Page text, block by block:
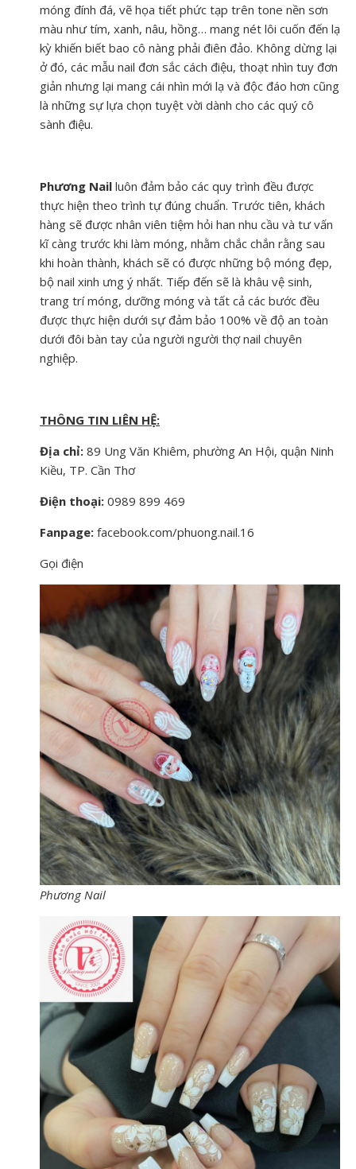
móng đính đá, vẽ họa tiết phức tạp trên tone nền sơn
màu như tím, xanh, nâu, hồng… mang nét lôi cuốn đến lạ
kỳ khiến biết bao cô nàng phải điên đảo. Không dừng lại
ở đó, các mẫu nail đơn sắc cách điệu, thoạt nhìn tuy đơn
giản nhưng lại mang cái nhìn mới lạ và độc đáo hơn cũng
là những sự lựa chọn tuyệt vời dành cho các quý cô
sành điệu.
Phương Nail luôn đảm bảo các quy trình đều được
thực hiện theo trình tự đúng chuẩn. Trước tiên, khách
hàng sẽ được nhân viên tiệm hỏi han nhu cầu và tư vấn
kĩ càng trước khi làm móng, nhằm chắc chắn rằng sau
khi hoàn thành, khách sẽ có được những bộ móng đẹp,
bộ nail xinh ưng ý nhất. Tiếp đến sẽ là khâu vệ sinh,
trang trí móng, dưỡng móng và tất cả các bước đều
được thực hiện dưới sự đảm bảo 100% về độ an toàn
dưới đôi bàn tay của người người thợ nail chuyên
nghiệp.
THÔNG TIN LIÊN HỆ:
Địa chỉ: 89 Ung Văn Khiêm, phường An Hội, quận Ninh
Kiều, TP. Cần Thơ
Điện thoại: 0989 899 469
Fanpage: facebook.com/phuong.nail.16
Gọi điện
Phương Nail